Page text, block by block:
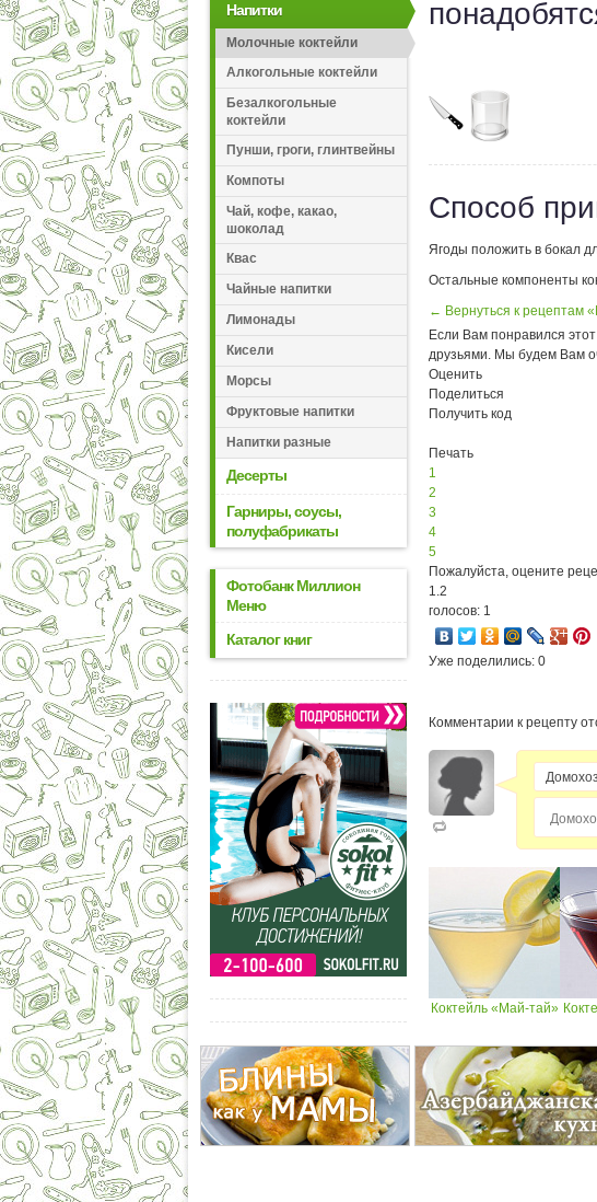
Напитки
Молочные коктейли
Алкогольные коктейли
Безалкогольные
коктейли
Пунши, гроги, глинтвейны
Компоты
Чай, кофе, какао,
шоколад
Квас
Чайные напитки
Лимонады
Кисели
Морсы
Фруктовые напитки
Напитки разные
Десерты
Гарниры, соусы,
полуфабрикаты
Фотобанк Миллион
Меню
Каталог книг
Способ
Ягоды положить в бокал
Остальные компоненты
← Вернуться к рецептам
Если Вам понравился
друзьями. Мы будем Вам
Оценить
Поделиться
Получить код
Печать
1
2
3
4
5
Пожалуйста, оцените
1.2
голосов: 1
Уже поделились: 0
Комментарии к рецепту
Коктейль «Май-тай»